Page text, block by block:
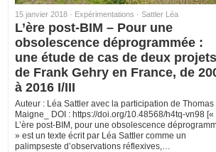
15 janvier 2018 · Expérimentations · Sattler Léa
L’ère post-BIM – Pour une
obsolescence déprogrammée :
une étude de cas de deux projets
de Frank Gehry en France, de
à 2016 I/III
Auteur : Léa Sattler avec la participation de Thomas
Maigne_ DOI : https://doi.org/10.48568/h4tq-vn98 [«
L’ère post-BIM, pour une obsolescence
» est un texte écrit par Léa Sattler comme un
palimpseste d’observations réflexives,…